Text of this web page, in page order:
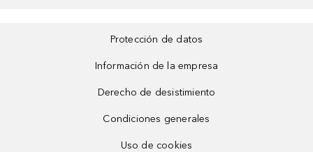
Protección de datos
Información de la empresa
Derecho de desistimiento
Condiciones generales
Uso de cookies